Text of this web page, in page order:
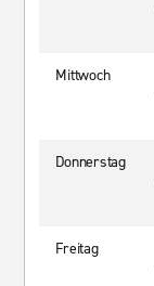
Mittwoch
Donnerstag
Freitag